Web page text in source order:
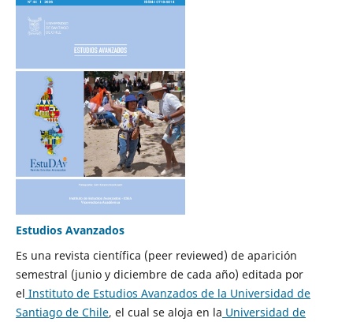
Estudios Avanzados
Es una revista científica (peer reviewed) de aparición
semestral (junio y diciembre de cada año) editada por
el Instituto de Estudios Avanzados de la Universidad de
Santiago de Chile, el cual se aloja en la Universidad de